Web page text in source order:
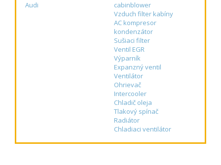
Audi
cabinblower
Vzduch filter kabíny
AC kompresor
kondenzátor
Sušiaci filter
Ventil EGR
Výparník
Expanzný ventil
Ventilátor
Ohrievač
Intercooler
Chladič oleja
Tlakový spínač
Radiátor
Chladiaci ventilátor